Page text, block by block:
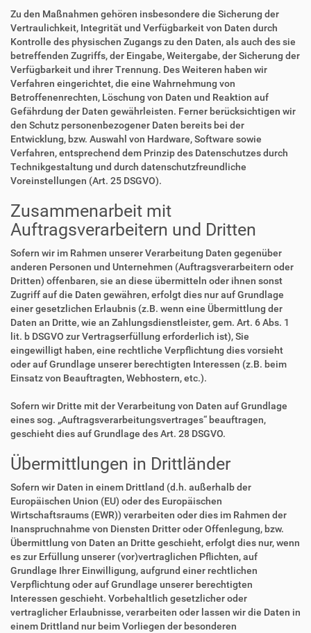
Zu den Maßnahmen gehören insbesondere die Sicherung der
Vertraulichkeit, Integrität und Verfügbarkeit von Daten durch
Kontrolle des physischen Zugangs zu den Daten, als auch des sie
betreffenden Zugriffs, der Eingabe, Weitergabe, der Sicherung der
Verfügbarkeit und ihrer Trennung. Des Weiteren haben wir
Verfahren eingerichtet, die eine Wahrnehmung von
Betroffenenrechten, Löschung von Daten und Reaktion auf
Gefährdung der Daten gewährleisten. Ferner berücksichtigen wir
den Schutz personenbezogener Daten bereits bei der
Entwicklung, bzw. Auswahl von Hardware, Software sowie
Verfahren, entsprechend dem Prinzip des Datenschutzes durch
Technikgestaltung und durch datenschutzfreundliche
Voreinstellungen (Art. 25 DSGVO).
Zusammenarbeit mit
Auftragsverarbeitern und Dritten
Sofern wir im Rahmen unserer Verarbeitung Daten gegenüber
anderen Personen und Unternehmen (Auftragsverarbeitern oder
Dritten) offenbaren, sie an diese übermitteln oder ihnen sonst
Zugriff auf die Daten gewähren, erfolgt dies nur auf Grundlage
einer gesetzlichen Erlaubnis (z.B. wenn eine Übermittlung der
Daten an Dritte, wie an Zahlungsdienstleister, gem. Art. 6 Abs. 1
lit. b DSGVO zur Vertragserfüllung erforderlich ist), Sie
eingewilligt haben, eine rechtliche Verpflichtung dies vorsieht
oder auf Grundlage unserer berechtigten Interessen (z.B. beim
Einsatz von Beauftragten, Webhostern, etc.).
Sofern wir Dritte mit der Verarbeitung von Daten auf Grundlage
eines sog. „Auftragsverarbeitungsvertrages“ beauftragen,
geschieht dies auf Grundlage des Art. 28 DSGVO.
Übermittlungen in Drittländer
Sofern wir Daten in einem Drittland (d.h. außerhalb der
Europäischen Union (EU) oder des Europäischen
Wirtschaftsraums (EWR)) verarbeiten oder dies im Rahmen der
Inanspruchnahme von Diensten Dritter oder Offenlegung, bzw.
Übermittlung von Daten an Dritte geschieht, erfolgt dies nur, wenn
es zur Erfüllung unserer (vor)vertraglichen Pflichten, auf
Grundlage Ihrer Einwilligung, aufgrund einer rechtlichen
Verpflichtung oder auf Grundlage unserer berechtigten
Interessen geschieht. Vorbehaltlich gesetzlicher oder
vertraglicher Erlaubnisse, verarbeiten oder lassen wir die Daten in
einem Drittland nur beim Vorliegen der besonderen